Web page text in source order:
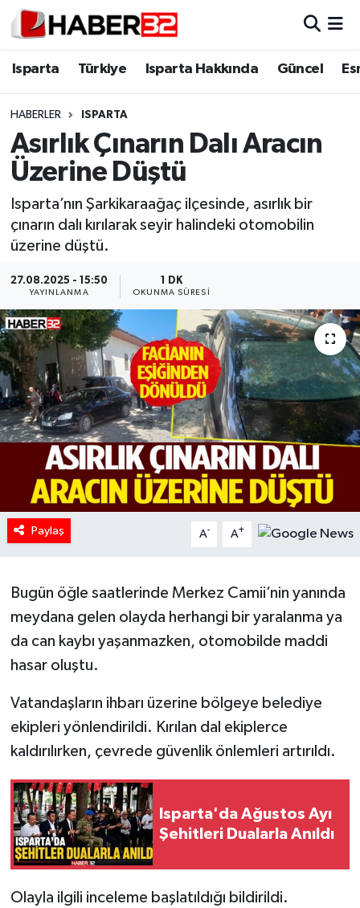
Isparta Türkiye Isparta Hakkında Güncel
HABERLER ISPARTA
Asırlık Çınarın Dalı Aracın
Üzerine Düştü
Isparta’nın Şarkikaraağaç ilçesinde, asırlık bir
çınarın dalı kırılarak seyir halindeki otomobilin
üzerine düştü.
27.08.2025 - 15:50
YAYINLANMA
1 DK
OKUNMA SÜRESI
Paylaş A- A+
Bugün öğle saatlerinde Merkez Camii’nin yanında
meydana gelen olayda herhangi bir yaralanma ya
da can kaybı yaşanmazken, otomobilde maddi
hasar oluştu.
Vatandaşların ihbarı üzerine bölgeye belediye
ekipleri yönlendirildi. Kırılan dal ekiplerce
kaldırılırken, çevrede güvenlik önlemleri artırıldı.
Isparta'da Ağustos Ayı
Şehitleri Dualarla Anıldı
Olayla ilgili inceleme başlatıldığı bildirildi.
Isparta
Esnaf Diyor ki;
ASAYİŞ
BİLİM VE TEKNOLOJİ
GENEL
Güncel
HABERDE İNSAN
İlginç
KÜLTÜR SANAT
MAGAZİN
POLİTİKA
RESMİ İLANLAR
SAĞLIK
Tarihi Yapılarımız
Teknoloji
Türkiye
Isparta Nöbetçi Eczaneler
Isparta Trafik Yoğunluk Haritası
Süper Lig Puan Durumu ve Fikstür
Tüm Manşetler
Haber Arşivi